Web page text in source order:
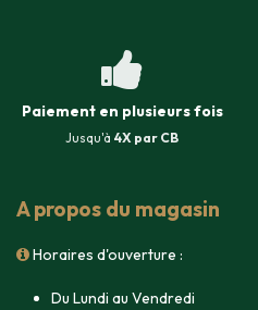
Paiement en plusieurs fois
Jusqu'à 4X par CB
A propos du magasin
Horaires d'ouverture :
Du Lundi au Vendredi